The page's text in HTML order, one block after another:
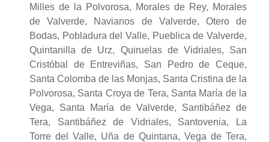
Milles de la Polvorosa, Morales de Rey, Morales
de Valverde, Navianos de Valverde, Otero de
Bodas, Pobladura del Valle, Pueblica de Valverde,
Quintanilla de Urz, Quiruelas de Vidriales, San
Cristóbal de Entreviñas, San Pedro de Ceque,
Santa Colomba de las Monjas, Santa Cristina de la
Polvorosa, Santa Croya de Tera, Santa María de la
Vega, Santa María de Valverde, Santibáñez de
Tera, Santibáñez de Vidriales, Santovenia, La
Torre del Valle, Uña de Quintana, Vega de Tera,